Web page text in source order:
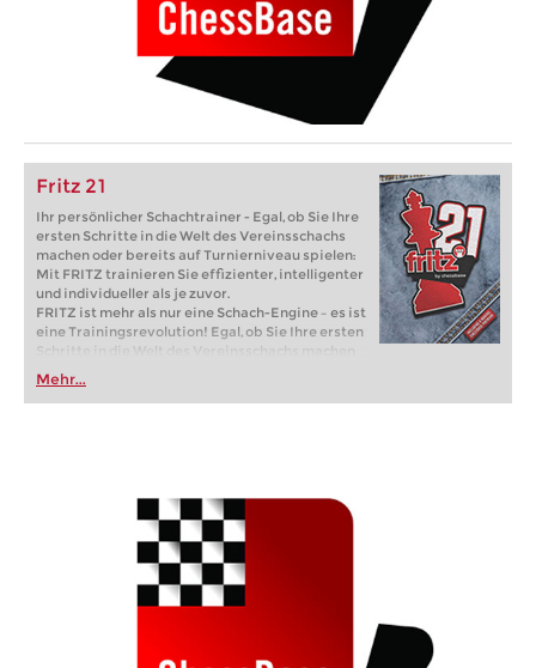
Fritz 21
Ihr persönlicher Schachtrainer - Egal, ob Sie Ihre
ersten Schritte in die Welt des Vereinsschachs
machen oder bereits auf Turnierniveau spielen:
Mit FRITZ trainieren Sie effizienter, intelligenter
und individueller als je zuvor.
FRITZ ist mehr als nur eine Schach-Engine – es ist
eine Trainingsrevolution! Egal, ob Sie Ihre ersten
Schritte in die Welt des Vereinsschachs machen
oder bereits auf Turnierniveau spielen: Mit
FRITZ trainieren Sie effizienter, intelligenter und
individueller als je zuvor.
Mehr...